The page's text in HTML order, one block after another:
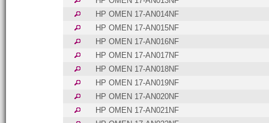
HP OMEN 17-AN014NF
HP OMEN 17-AN015NF
HP OMEN 17-AN016NF
HP OMEN 17-AN017NF
HP OMEN 17-AN018NF
HP OMEN 17-AN019NF
HP OMEN 17-AN020NF
HP OMEN 17-AN021NF